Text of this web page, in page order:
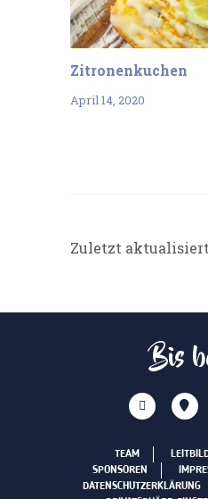
Zitronenkuchen
April 14, 2020
Zuletzt
Bis
TEAM
SPONSOREN
DATENSCHUTZERKLÄRUNG